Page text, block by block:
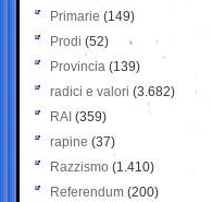
Primarie (149)
Prodi (52)
Provincia (139)
radici e valori (3.682)
RAI (359)
rapine (37)
Razzismo (1.410)
Referendum (200)